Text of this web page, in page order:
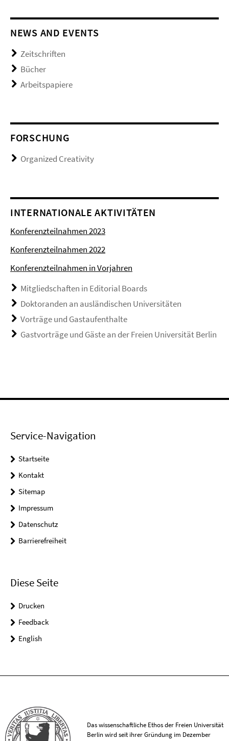
NEWS AND EVENTS
Zeitschriften
Bücher
Arbeitspapiere
FORSCHUNG
Organized Creativity
INTERNATIONALE AKTIVITÄTEN
Konferenzteilnahmen 2023
Konferenzteilnahmen 2022
Konferenzteilnahmen in Vorjahren
Mitgliedschaften in Editorial Boards
Doktoranden an ausländischen Universitäten
Vorträge und Gastaufenthalte
Gastvorträge und Gäste an der Freien Universität Berlin
Service-Navigation
Startseite
Kontakt
Sitemap
Impressum
Datenschutz
Barrierefreiheit
Diese Seite
Drucken
Feedback
English
Das wissenschaftliche Ethos der Freien Universität
Berlin wird seit ihrer Gründung im Dezember